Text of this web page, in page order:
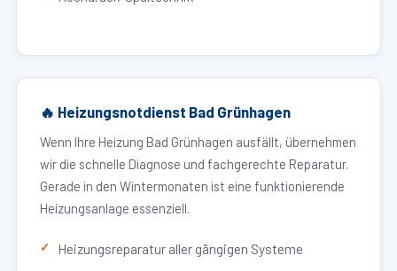
🔥 Heizungsnotdienst Bad Grünhagen
Wenn Ihre Heizung Bad Grünhagen ausfällt, übernehmen
wir die schnelle Diagnose und fachgerechte Reparatur.
Gerade in den Wintermonaten ist eine funktionierende
Heizungsanlage essenziell.
Heizungsreparatur aller gängigen Systeme